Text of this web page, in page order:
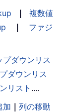
｜
複数値
｜
ファジ
プダウンリス
ダウンリス
リスト ....
加 ｜ 列の移動